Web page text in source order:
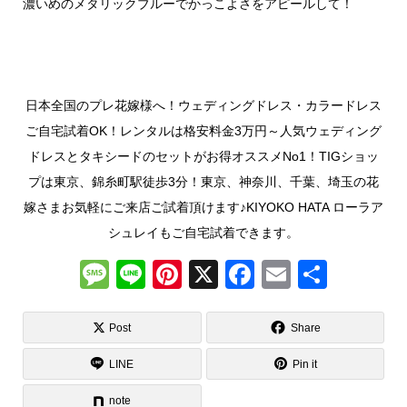
濃いめのメタリックブルーでかっこよさをアピールして！
日本全国のプレ花嫁様へ！ウェディングドレス・カラードレス
ご自宅試着OK！レンタルは格安料金3万円～人気ウェディング
ドレスとタキシードのセットがお得オススメNo1！TIGショッ
プは東京、錦糸町駅徒歩3分！東京、神奈川、千葉、埼玉の花
嫁さまお気軽にご来店ご試着頂けます♪KIYOKO HATA ローラア
シュレイもご自宅試着できます。
M
e
ss
a
g
Li
n
Pi
nt
st
X
F
a
c
e
b
E
m
ail
有
Post Share
LINE Pin it
note